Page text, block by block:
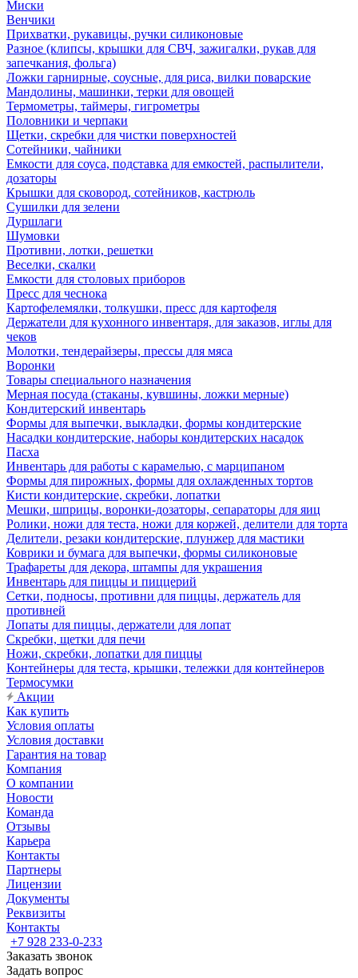
Миски
Венчики
Прихватки, рукавицы, ручки силиконовые
Разное (клипсы, крышки для СВЧ, зажигалки, рукав для
запечкания, фольга)
Ложки гарнирные, соусные, для риса, вилки поварские
Мандолины, машинки, терки для овощей
Термометры, таймеры, гигрометры
Половники и черпаки
Щетки, скребки для чистки поверхностей
Сотейники, чайники
Емкости для соуса, подставка для емкостей, распылители,
дозаторы
Крышки для сковород, сотейников, кастрюль
Сушилки для зелени
Дуршлаги
Шумовки
Противни, лотки, решетки
Веселки, скалки
Емкости для столовых приборов
Пресс для чеснока
Картофелемялки, толкушки, пресс для картофеля
Держатели для кухонного инвентаря, для заказов, иглы для
чеков
Молотки, тендерайзеры, прессы для мяса
Воронки
Товары специального назначения
Мерная посуда (стаканы, кувшины, ложки мерные)
Кондитерский инвентарь
Формы для выпечки, выкладки, формы кондитерские
Насадки кондитерские, наборы кондитерских насадок
Пасха
Инвентарь для работы с карамелью, с марципаном
Формы для пирожных, формы для охлажденных тортов
Кисти кондитерские, скребки, лопатки
Мешки, шприцы, воронки-дозаторы, сепараторы для яиц
Ролики, ножи для теста, ножи для коржей, делители для торта
Делители, резаки кондитерские, плунжер для мастики
Коврики и бумага для выпечки, формы силиконовые
Трафареты для декора, штампы для украшения
Инвентарь для пиццы и пиццерий
Сетки, подносы, противни для пиццы, держатель для
противней
Лопаты для пиццы, держатели для лопат
Скребки, щетки для печи
Ножи, скребки, лопатки для пиццы
Контейнеры для теста, крышки, тележки для контейнеров
Термосумки
Акции
Как купить
Условия оплаты
Условия доставки
Гарантия на товар
Компания
О компании
Новости
Команда
Отзывы
Карьера
Контакты
Партнеры
Лицензии
Документы
Реквизиты
Контакты
+7 928 233-0-233
Заказать звонок
Задать вопрос